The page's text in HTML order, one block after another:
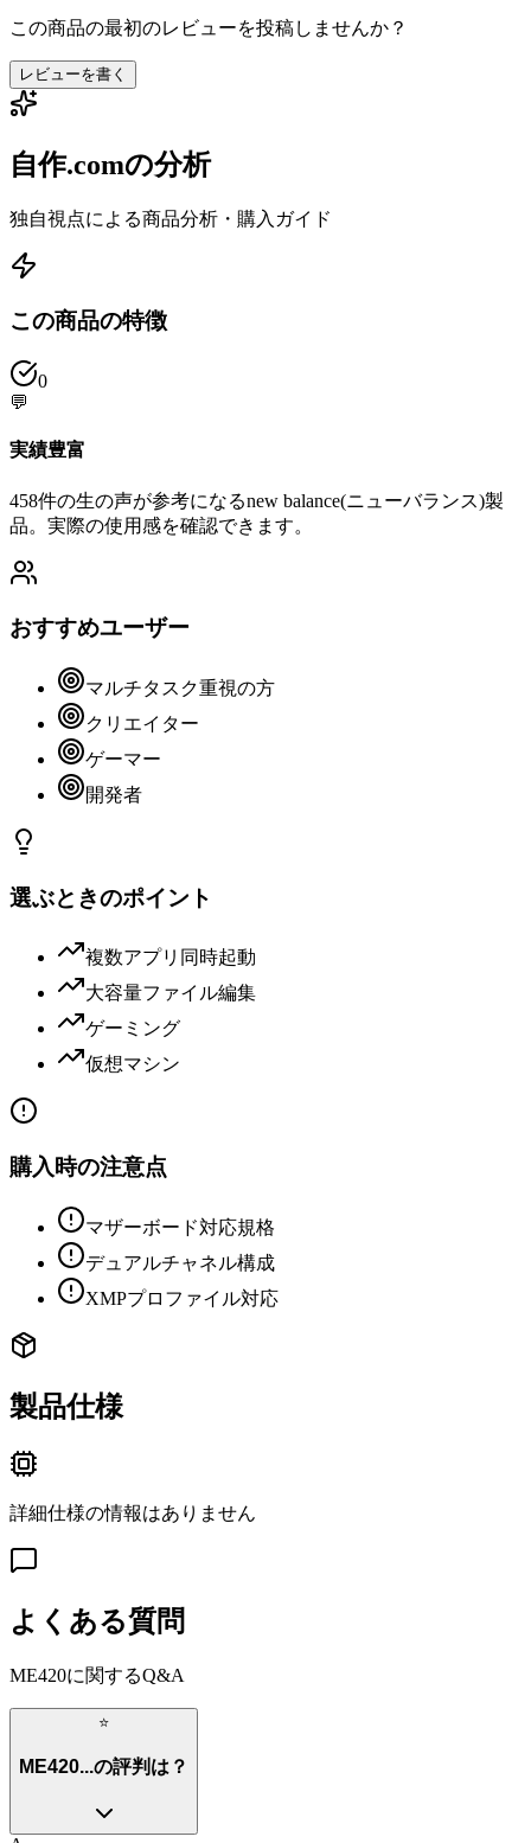
この商品の最初のレビューを投稿しませんか？
レビューを書く
自作.comの分析
独自視点による商品分析・購入ガイド
この商品の特徴
0
💬
実績豊富
458件の生の声が参考になるnew balance(ニューバランス)製
品。実際の使用感を確認できます。
おすすめユーザー
マルチタスク重視の方
クリエイター
ゲーマー
開発者
選ぶときのポイント
複数アプリ同時起動
大容量ファイル編集
ゲーミング
仮想マシン
購入時の注意点
マザーボード対応規格
デュアルチャネル構成
XMPプロファイル対応
製品仕様
詳細仕様の情報はありません
よくある質問
ME420に関するQ&A
⭐
ME420...の評判は？